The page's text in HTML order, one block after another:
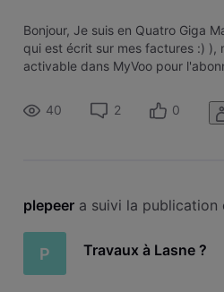
Bonjour, Je suis en Quatro Giga
qui est écrit sur mes factures :) ),
activable dans MyVoo pour
répond que je n'y ai pas droit...
?
40 2 0
plepeer a suivi la publication
P Travaux à Lasne ?